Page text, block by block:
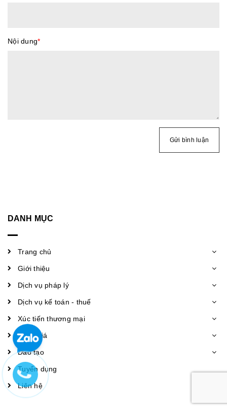
Nội dung*
Gửi bình luận
DANH MỤC
Trang chủ
Giới thiệu
Dịch vụ pháp lý
Dịch vụ kế toán - thuế
Xúc tiến thương mại
Bảng giá
Đào tạo
Tuyển dụng
Liên hệ